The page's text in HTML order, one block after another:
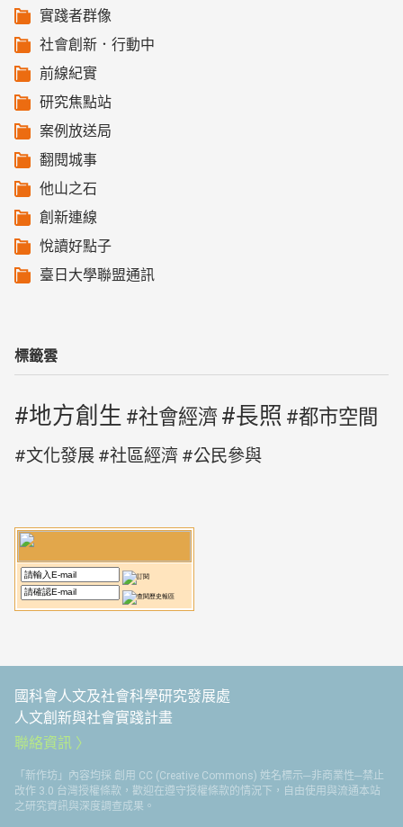
實踐者群像
社會創新．行動中
前線紀實
研究焦點站
案例放送局
翻閱城事
他山之石
創新連線
悅讀好點子
臺日大學聯盟通訊
標籤雲
地方創生 社會經濟 長照 都市空間
文化發展 社區經濟 公民參與
國科會人文及社會科學研究發展處
人文創新與社會實踐計畫
聯絡資訊
「新作坊」內容均採 創用 CC (Creative Commons) 姓名標示─非商業性─禁止
改作 3.0 台灣授權條款，歡迎在遵守授權條款的情況下，自由使用與流通本站
之研究資訊與深度調查成果。